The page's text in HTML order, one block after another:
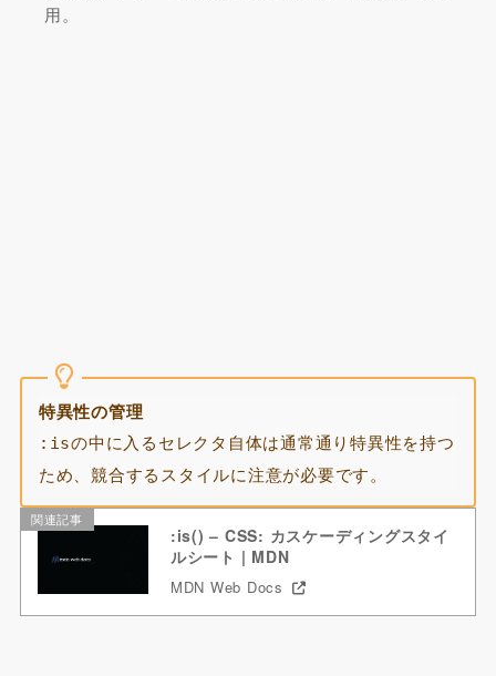
用。
特異性の管理
:isの中に入るセレクタ自体は通常通り特異性を持つ
ため、競合するスタイルに注意が必要です。
関連記事
:is() – CSS: カスケーディングスタイ
ルシート | MDN
MDN Web Docs